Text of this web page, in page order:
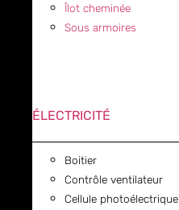
Îlot cheminée
Sous armoires
ÉLECTRICITÉ
Boitier
Contrôle ventilateur
Cellule photoélectrique